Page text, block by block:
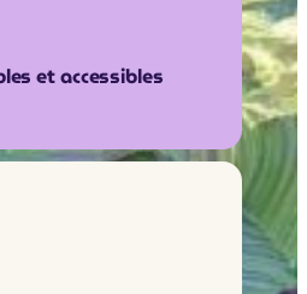
et accessibles